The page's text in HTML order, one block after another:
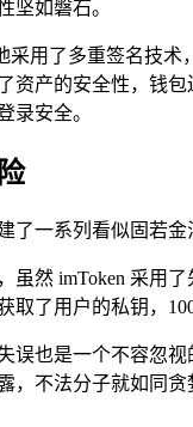
坚如磐石。
采用了多重签名技
资产的安全性，钱
录安全。
了一系列看似固若
虽然 imToken 采用
取了用户的私钥，
误也是一个不容忽
，不法分子就如同